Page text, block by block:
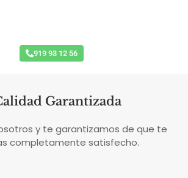
919 93 12 56
Garantizada
y te garantizamos de que te
completamente satisfecho.